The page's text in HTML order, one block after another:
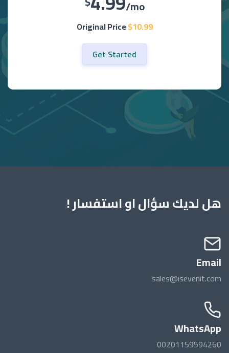
/mo
Original Price$10.99
Get Started
هل لديك سؤال او استفسار !
Email
sales@isevenit.com
WhatsApp
00201159594260